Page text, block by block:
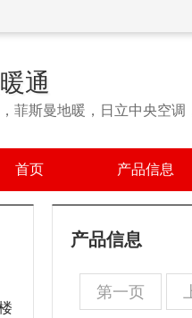
通
菲斯曼地暖，日立中央空
首页 产品信息
产品信息
第一页